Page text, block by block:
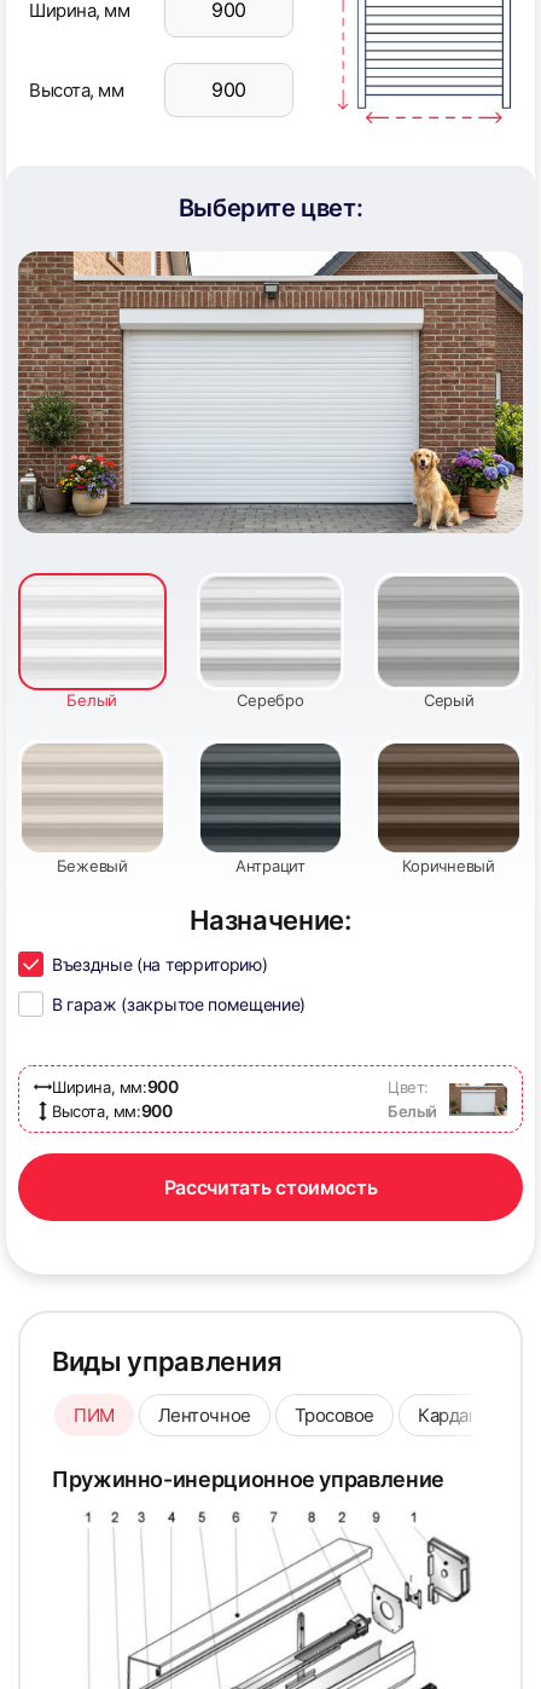
Ширина, мм
Высота, мм
Белый Серебро Серый
Бежевый Антрацит Коричневый
Назначение:
Въездные (на территорию)
В гараж (закрытое помещение)
Ширина, мм:900
Высота, мм:900
Цвет:
Белый
Рассчитать стоимость
Выберите цвет:
Виды управления
ПИМ Ленточное Тросовое Карданное
Пружинно-инерционное управление